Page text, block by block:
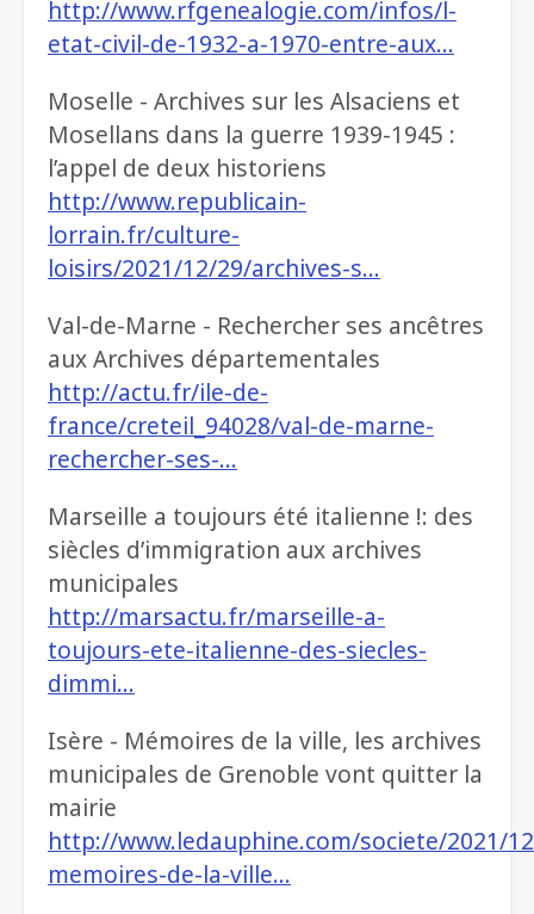
http://www.rfgenealogie.com/infos/l-
etat-civil-de-1932-a-1970-entre-aux…
Moselle - Archives sur les Alsaciens et
Mosellans dans la guerre 1939-1945 :
l’appel de deux historiens
http://www.republicain-
lorrain.fr/culture-
loisirs/2021/12/29/archives-s…
Val-de-Marne - Rechercher ses ancêtres
aux Archives départementales
http://actu.fr/ile-de-
france/creteil_94028/val-de-marne-
rechercher-ses-…
Marseille a toujours été italienne !: des
siècles d’immigration aux archives
municipales
http://marsactu.fr/marseille-a-
toujours-ete-italienne-des-siecles-
dimmi…
Isère - Mémoires de la ville, les archives
municipales de Grenoble vont quitter la
mairie
http://www.ledauphine.com/societe/2021/
memoires-de-la-ville…